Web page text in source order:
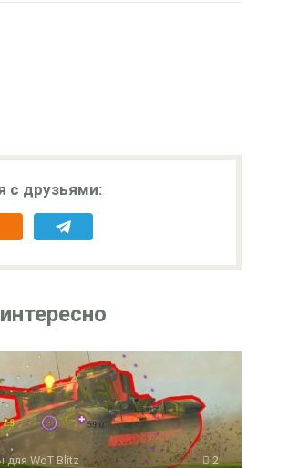
с друзьями:
для WoT Blitz 2